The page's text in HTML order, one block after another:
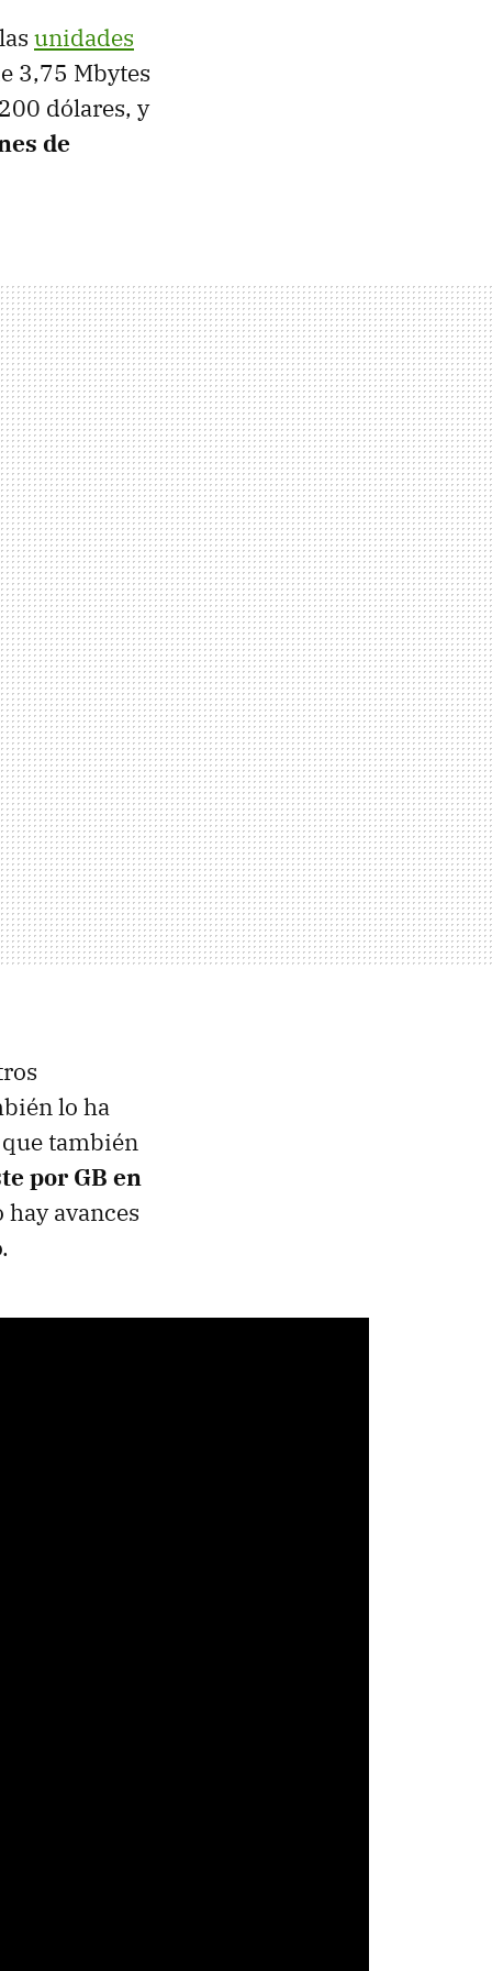
unidades
3,75 Mbytes
dólares, y
de
lo ha
también
por GB en
hay avances